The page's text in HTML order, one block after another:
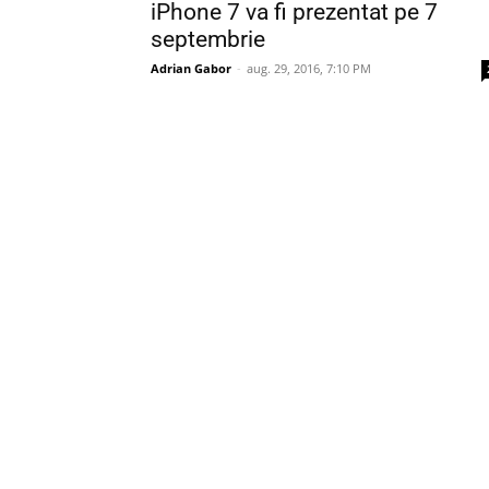
iPhone 7 va fi prezentat pe 7
septembrie
Adrian Gabor - aug. 29, 2016, 7:10 PM